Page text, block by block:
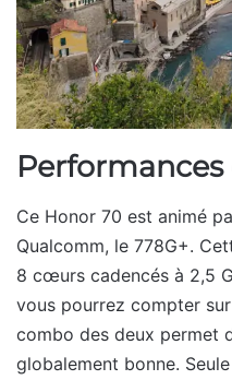
Ce Honor 70 est animé
Qualcomm, le 778G+.
8 cœurs cadencés à 2,5
vous pourrez compter
combo des deux permet
globalement bonne.